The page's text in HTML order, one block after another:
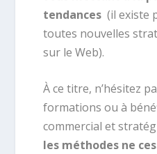
tendances (il existe
toutes nouvelles
sur le Web).
À ce titre, n’hésitez
formations ou à
commercial et
les méthodes ne